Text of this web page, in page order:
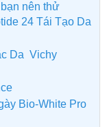
nên thử
24 Tái Tạo Da
Da Vichy
Bio-White Pro